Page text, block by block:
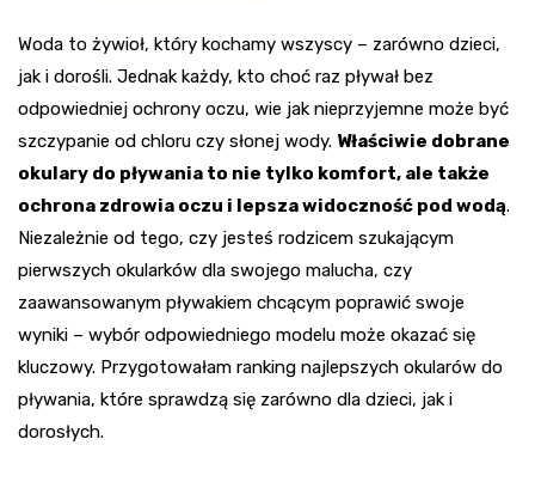
Woda to żywioł, który kochamy wszyscy – zarówno dzieci,
jak i dorośli. Jednak każdy, kto choć raz pływał bez
odpowiedniej ochrony oczu, wie jak nieprzyjemne może być
szczypanie od chloru czy słonej wody. Właściwie dobrane
okulary do pływania to nie tylko komfort, ale także
ochrona zdrowia oczu i lepsza widoczność pod wodą.
Niezależnie od tego, czy jesteś rodzicem szukającym
pierwszych okularków dla swojego malucha, czy
zaawansowanym pływakiem chcącym poprawić swoje
wyniki – wybór odpowiedniego modelu może okazać się
kluczowy. Przygotowałam ranking najlepszych okularów do
pływania, które sprawdzą się zarówno dla dzieci, jak i
dorosłych.